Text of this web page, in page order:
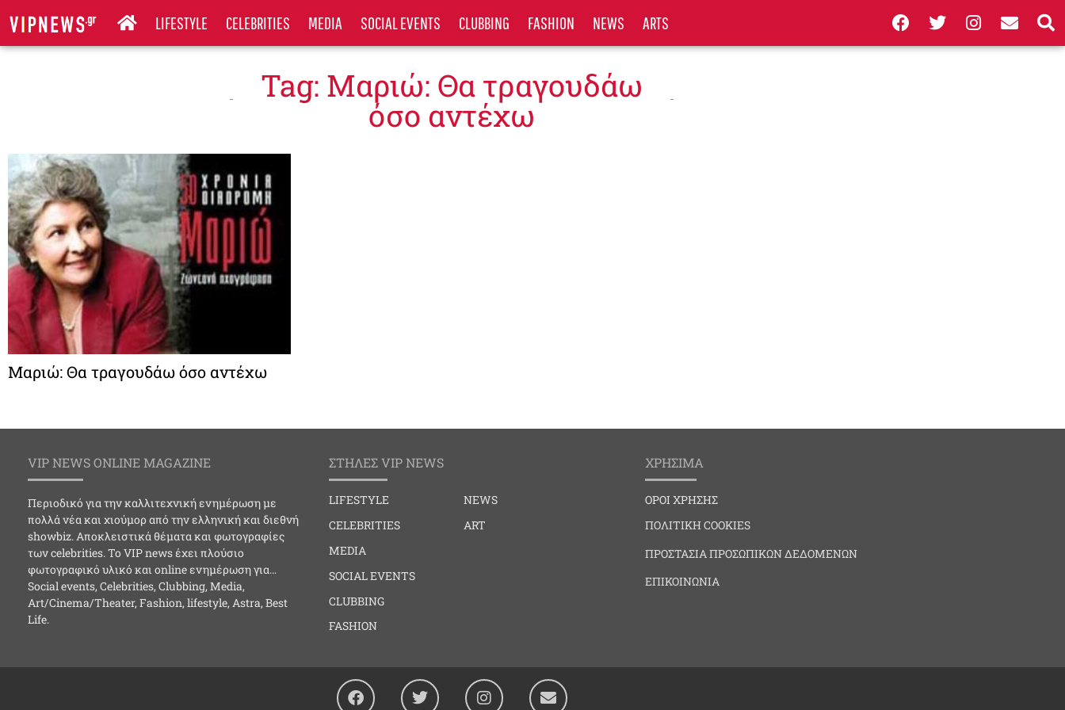
LIFESTYLE CELEBRITIES MEDIA SOCIAL EVENTS CLUBBING FASHION NEWS ARTS
Tag: Μαριώ: Θα τραγουδάω
όσο αντέχω
Μαριώ: Θα τραγουδάω όσο αντέχω
VIP NEWS ONLINE MAGAZINE
Περιοδικό για την καλλιτεχνική ενημέρωση με
πολλά νέα και χιούμορ από την ελληνική και διεθνή
showbiz. Αποκλειστικά θέματα και φωτογραφίες
των celebrities. Το VIP news έχει πλούσιο
φωτογραφικό υλικό και online ενημέρωση για…
Social events, Celebrities, Clubbing, Media,
Art/Cinema/Theater, Fashion, lifestyle, Astra, Best
Life.
ΣΤΗΛΕΣ VIP NEWS
LIFESTYLE
CELEBRITIES
MEDIA
SOCIAL EVENTS
CLUBBING
FASHION
NEWS
ART
ΧΡΗΣΙΜΑ
ΟΡΟΙ ΧΡΗΣΗΣ
ΠΟΛΙΤΙΚΗ COOKIES
ΠΡΟΣΤΑΣΙΑ ΠΡΟΣΩΠΙΚΩΝ ΔΕΔΟΜΕΝΩΝ
ΕΠΙΚΟΙΝΩΝΙΑ